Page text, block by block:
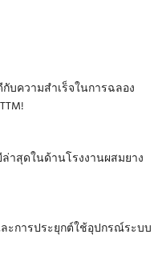
บความสำเร็จในการฉลอง
ล่าสุดในด้านโรงงานผสมยาง
ะการประยุกต์ใช้อุปกรณ์ระบบ